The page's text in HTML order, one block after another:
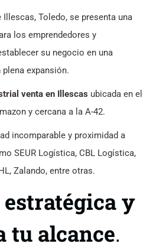
Toledo, se presenta una
los emprendedores y
su negocio en una
expansión.
venta en Illescas ubicada en el
y cercana a la A-42.
incomparable y proximidad a
SEUR Logística, CBL Logística,
Zalando, entre otras.
y
tu alcance.